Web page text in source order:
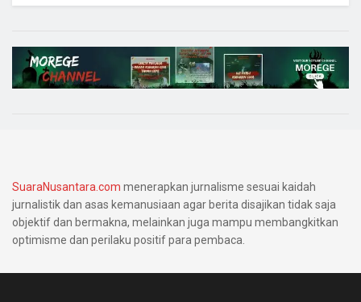
SuaraNusantara.com menerapkan jurnalisme sesuai kaidah
jurnalistik dan asas kemanusiaan agar berita disajikan tidak saja
objektif dan bermakna, melainkan juga mampu membangkitkan
optimisme dan perilaku positif para pembaca.